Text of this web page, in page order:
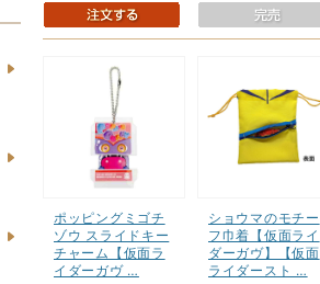
ポッピングミゴチ
ゾウ スライドキー
チャーム【仮面ラ
イダーガヴ …
ショウマのモチー
フ巾着【仮面ライ
ダーガヴ】【仮面
ライダースト …